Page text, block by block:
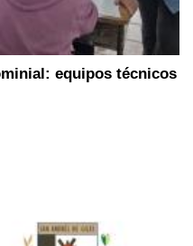
equipos técnicos